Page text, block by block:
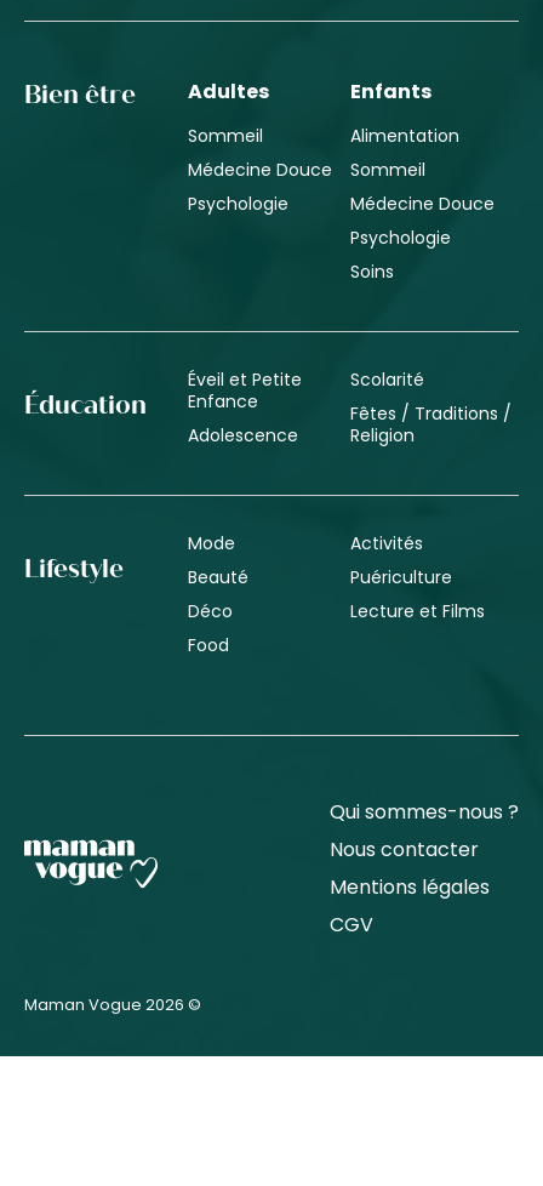
Bien être Adultes
Sommeil
Médecine Douce
Psychologie
Enfants
Alimentation
Sommeil
Médecine Douce
Psychologie
Soins
Éducation
Éveil et Petite
Enfance
Adolescence
Scolarité
Fêtes / Traditions /
Religion
Lifestyle
Mode
Beauté
Déco
Food
Activités
Puériculture
Lecture et Films
Qui sommes-nous ?
Nous contacter
Mentions légales
CGV
Maman Vogue 2026 ©